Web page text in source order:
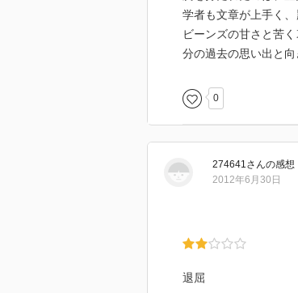
学者も文章が上手く
ビーンズの甘さと苦
分の過去の思い出と向
0
274641さんの感想
2012年6月30日
退屈